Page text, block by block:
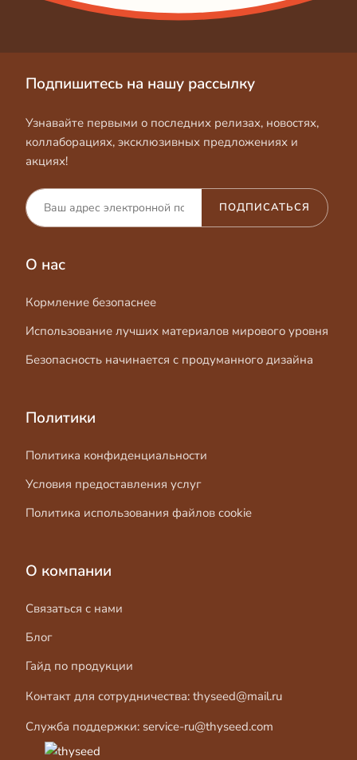
Подпишитесь на нашу рассылку
Узнавайте первыми о последних релизах, новостях,
коллаборациях, эксклюзивных предложениях и
акциях!
ПОДПИСАТЬСЯ
О нас
Кормление безопаснее
Использование лучших материалов мирового уровня
Безопасность начинается с продуманного дизайна
Политики
Политика конфиденциальности
Условия предоставления услуг
Политика использования файлов cookie
О компании
Связаться с нами
Блог
Гайд по продукции
Контакт для сотрудничества: thyseed@mail.ru
Служба поддержки: service-ru@thyseed.com